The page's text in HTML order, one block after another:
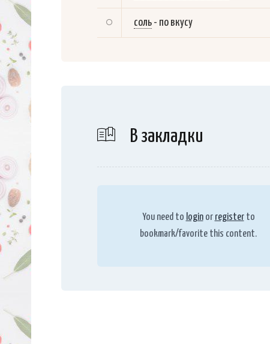
соль - по вкусу
В закладки
You need to loginor registerto
bookmark/favorite this content.